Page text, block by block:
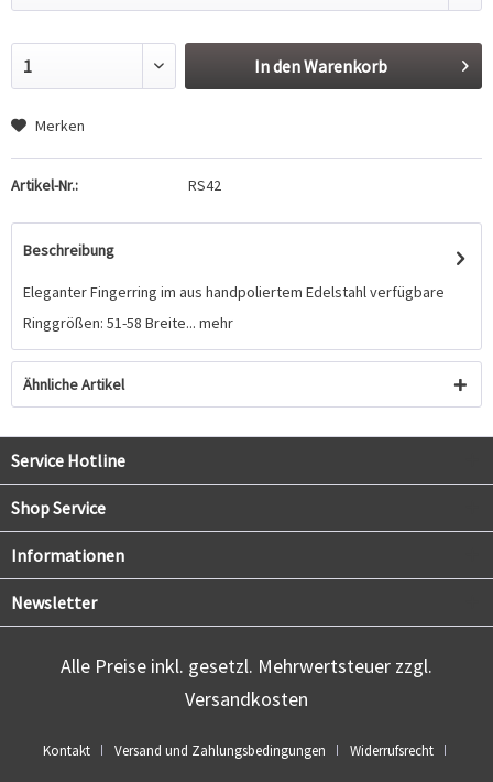
In denWarenkorb
Merken
Artikel-Nr.: RS42
Beschreibung
Eleganter Fingerring im aus handpoliertem Edelstahl verfügbare
Ringgrößen: 51-58 Breite... mehr
Ähnliche Artikel
Service Hotline
Shop Service
Informationen
Newsletter
Alle Preise inkl. gesetzl. Mehrwertsteuer zzgl.
Versandkosten
Kontakt Versand und Zahlungsbedingungen Widerrufsrecht